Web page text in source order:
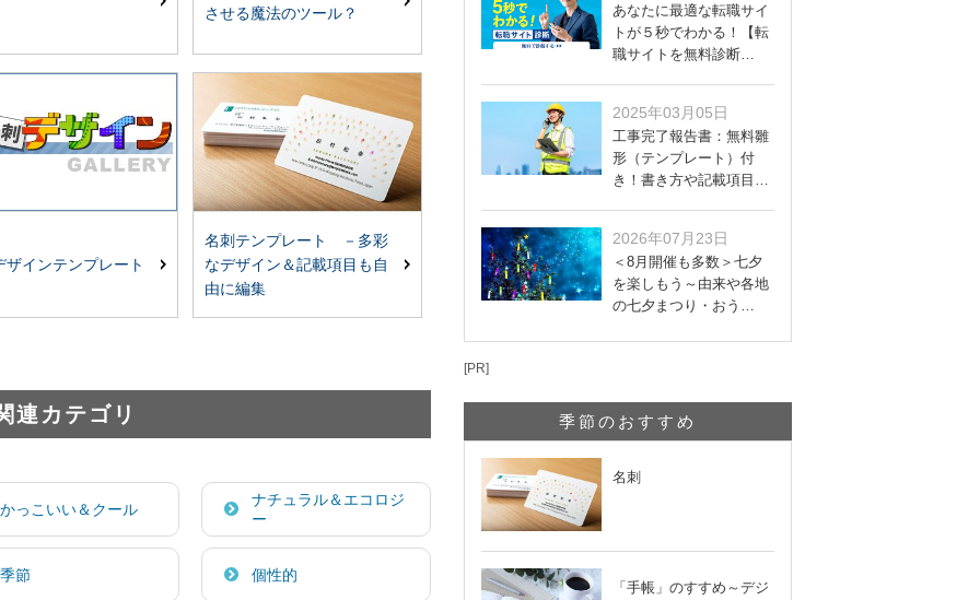
させる魔法のツール？
ザインテンプレート
名刺テンプレート －多彩
なデザイン＆記載項目も自
由に編集
連カテゴリ
かっこいい＆クール
ナチュラル＆エコロジ
ー
季節 個性的
あなたに最適な転職サイ
トが５秒でわかる！【転
職サイトを無料診断…
2025年03月05日
工事完了報告書：無料雛
形（テンプレート）付
き！書き方や記載項目…
2026年07月23日
＜8月開催も多数＞七夕
を楽しもう～由来や各地
の七夕まつり・おう…
[PR]
季節のおすすめ
名刺
「手帳」のすすめ～デジ